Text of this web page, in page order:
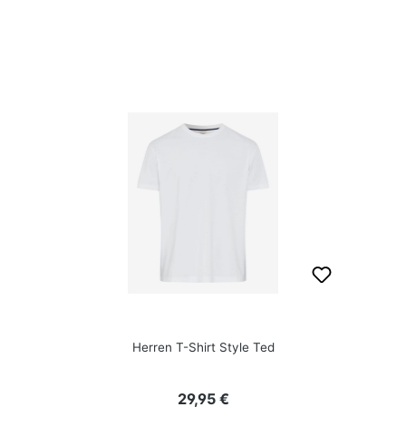
Herren T-Shirt Style Ted
Regulärer Preis:
29,95 €